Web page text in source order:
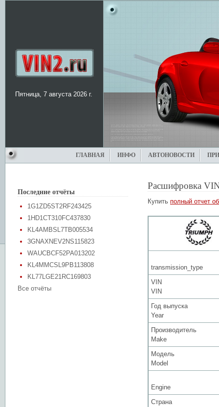
Пятница, 7 августа 2026 г.
ГЛАВНАЯ ИНФО АВТОНОВОСТИ
Последние отчёты
1G1ZD5ST2RF243425
1HD1CT310FC437830
KL4AMBSL7TB005534
3GNAXNEV2NS115823
WAUCBCF52PA013202
KL4MMCSL9PB113808
KL77LGE21RC169803
Все отчёты
Расшифровка
Купить полный отчет
transmission_type
VIN
VIN
Год выпуска
Year
Производитель
Make
Модель
Model
Engine
Страна